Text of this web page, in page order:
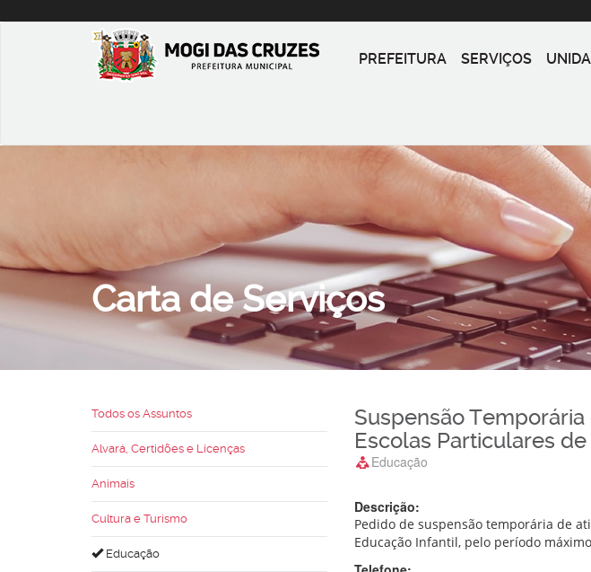
PREFEITURA SERVIÇOS
Carta de Serviços
Todos os Assuntos
Alvará, Certidões e Licenças
Animais
Cultura e Turismo
Educação
Suspensão
Escolas Particulares
Educação
Descrição:
Pedido de suspensão temporária de
Educação Infantil, pelo período